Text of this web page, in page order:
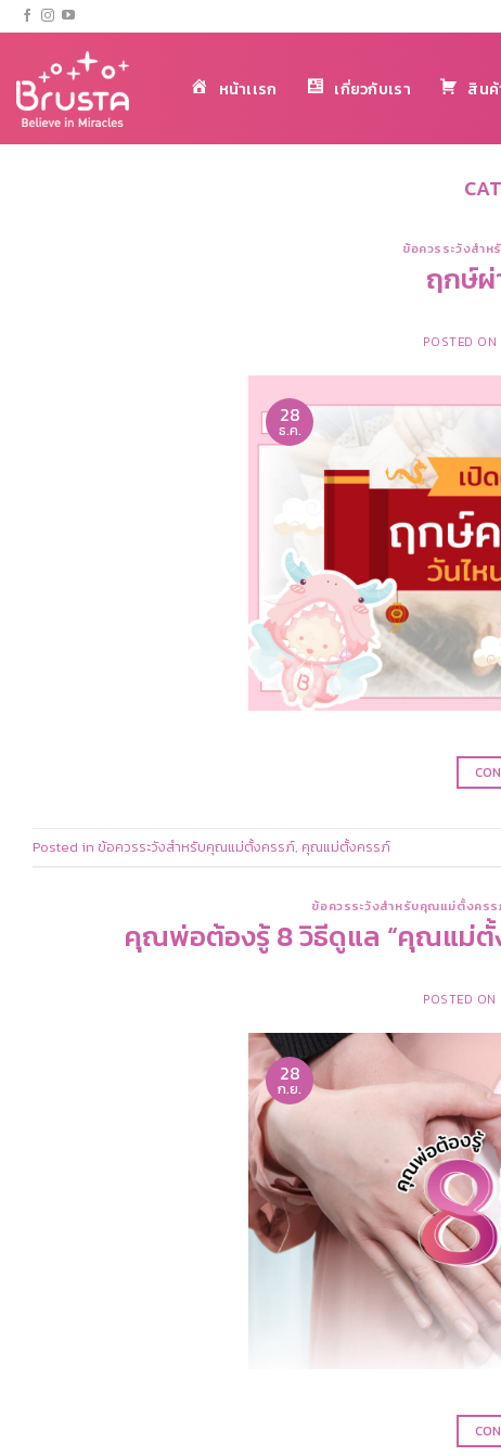
ข้าม
ไป
เนื้อหา
หน้าเเรก เกี่ยวกับเรา สินค้
ข้อควรระวังสำ
ฤกษ์ผ่
POSTED ON
28
ธ.ค.
Posted in ข้อควรระวังสำหรับคุณแม่ตั้งครรภ์, คุณแม่ตั้งครรภ์
ข้อควรระวังสำหรับคุณแม่ตั้งคร
คุณพ่อต้องรู้ 8 วิธีดูแล “คุณแม่ตั้ง
POSTED ON
28
ก.ย.